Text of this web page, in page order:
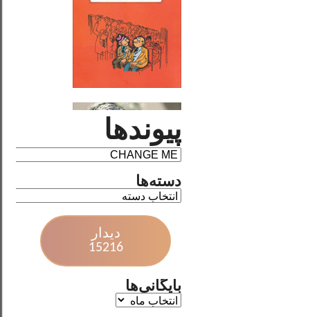
پیوندها
دسته‌ها
دیدار
15216
بایگانی‌ها